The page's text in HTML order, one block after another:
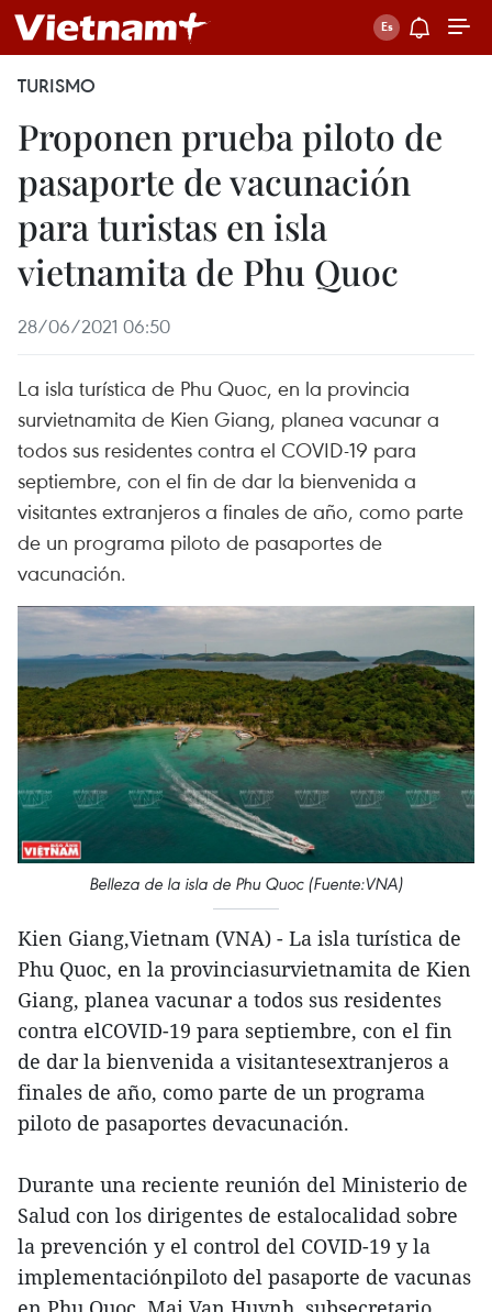
TURISMO
Proponen prueba piloto de
pasaporte de vacunación
para turistas en isla
vietnamita de Phu Quoc
28/06/2021 06:50
La isla turística de Phu Quoc, en la provincia
survietnamita de Kien Giang, planea vacunar a
todos sus residentes contra el COVID-19 para
septiembre, con el fin de dar la bienvenida a
visitantes extranjeros a finales de año, como parte
de un programa piloto de pasaportes de
vacunación.
Belleza de la isla de Phu Quoc (Fuente:VNA)
Kien Giang,Vietnam (VNA) - La isla turística de
Phu Quoc, en la provinciasurvietnamita de Kien
Giang, planea vacunar a todos sus residentes
contra elCOVID-19 para septiembre, con el fin
de dar la bienvenida a visitantesextranjeros a
finales de año, como parte de un programa
piloto de pasaportes devacunación.
Durante una reciente reunión del Ministerio de
Salud con los dirigentes de estalocalidad sobre
la prevención y el control del COVID-19 y la
implementaciónpiloto del pasaporte de vacunas